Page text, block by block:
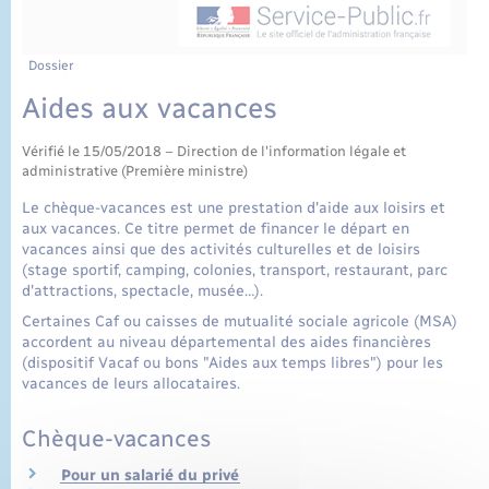
Dossier
Aides aux vacances
Vérifié le 15/05/2018 – Direction de l'information légale et
administrative (Première ministre)
Le chèque-vacances est une prestation d'aide aux loisirs et
aux vacances. Ce titre permet de financer le départ en
vacances ainsi que des activités culturelles et de loisirs
(stage sportif, camping, colonies, transport, restaurant, parc
d'attractions, spectacle, musée…).
Certaines Caf ou caisses de mutualité sociale agricole (MSA)
accordent au niveau départemental des aides financières
(dispositif Vacaf ou bons "Aides aux temps libres") pour les
vacances de leurs allocataires.
Chèque-vacances
Pour un salarié du privé